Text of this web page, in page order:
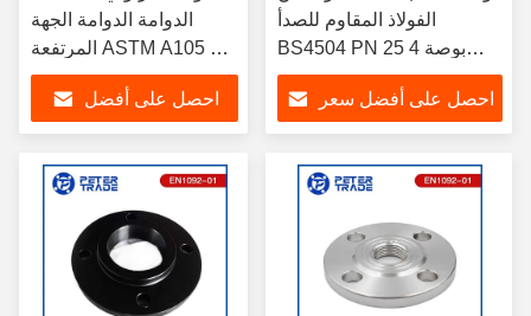
الدوامة الدوامة الجهة
المرتفعة ASTM A105 2
بوصة الدوامة الدوامة
أنابيب PN 40 لصناعة
النفط والغاز
احصل على أفضل
الفولاذ المقاوم للصدأ
BS4504 PN 25 4 بوصة
بوابة الخيوط ذات الوجه
المرتفع 304/314/316 في
صناعة المياه / الكهرباء
احصل على أفضل سعر